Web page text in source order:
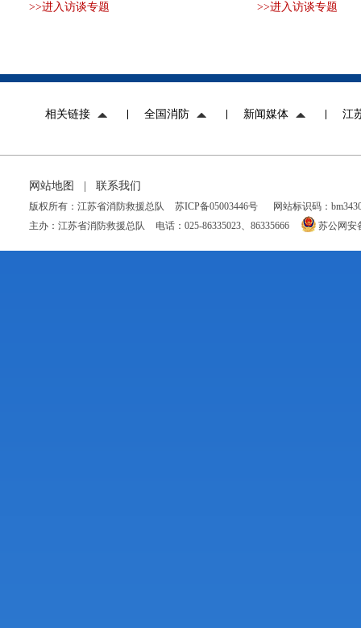
>>进入访谈专题
>>进入访谈专题
相关链接 全国消防 新闻媒体 江
网站地图 联系我们
版权所有：江苏省消防救援总队 苏ICP备05003446号
网站标识码：
主办：江苏省消防救援总队
电话：025-86335023、86335666 苏公网安